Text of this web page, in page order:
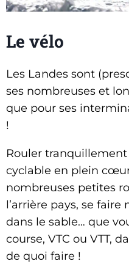
Le vélo
Les Landes sont
ses nombreuses et
que pour ses
!
Rouler
cyclable en plein
nombreuses petites
l’arrière pays, se
dans le sable… que
course, VTC ou VTT,
de quoi faire !